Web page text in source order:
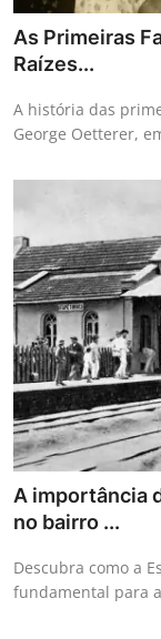
As Primeiras
Raízes...
A história das
George Oetterer,
A importância
no bairro ...
Descubra como a
fundamental para